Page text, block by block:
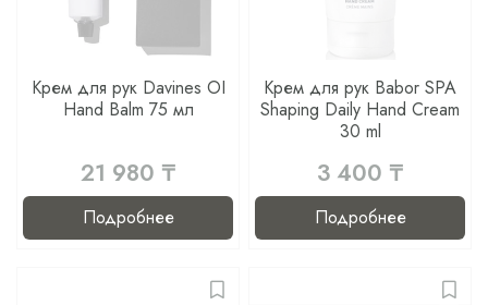
Крем для рук Davines OI
Hand Balm 75 мл
21 980 ₸
Подробнее
Крем для рук Babor SPA
Shaping Daily Hand Cream
30 ml
3 400 ₸
Подробнее